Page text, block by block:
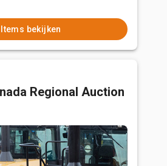
Items bekijken
Regional Auction